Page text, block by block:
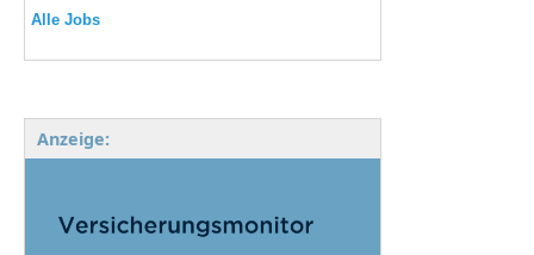
Alle Jobs
Anzeige: